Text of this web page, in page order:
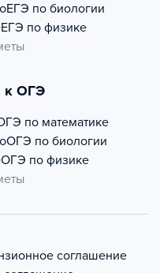
ЕГЭ по биологии
ЕГЭ по физике
к ОГЭ
по математике
ОГЭ по биологии
ОГЭ по физике
соглашение